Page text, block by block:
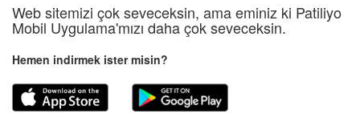
Web sitemizi çok seveceksin, ama eminiz ki Patiliyo
Mobil Uygulama'mızı daha çok seveceksin.
Hemen indirmek ister misin?